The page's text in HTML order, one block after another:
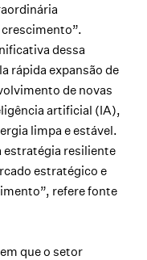
dessa
rápida expansão de
de novas
artificial (IA),
limpa e estável.
estratégia resiliente
estratégico e
refere fonte
que o setor